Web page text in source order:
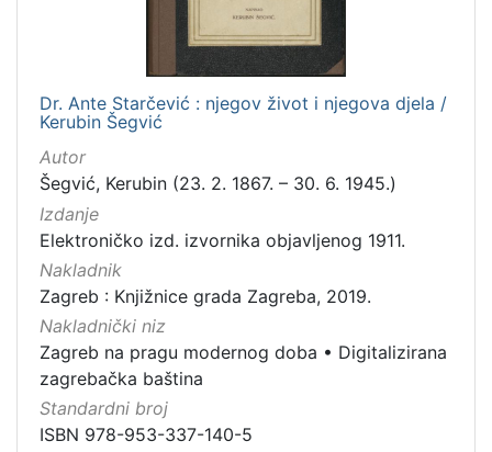
Dr. Ante Starčević : njegov život i njegova djela /
Kerubin Šegvić
Autor
Šegvić, Kerubin (23. 2. 1867. – 30. 6. 1945.)
Izdanje
Elektroničko izd. izvornika objavljenog 1911.
Nakladnik
Zagreb : Knjižnice grada Zagreba, 2019.
Nakladnički niz
Zagreb na pragu modernog doba • Digitalizirana
zagrebačka baština
Standardni broj
ISBN 978-953-337-140-5